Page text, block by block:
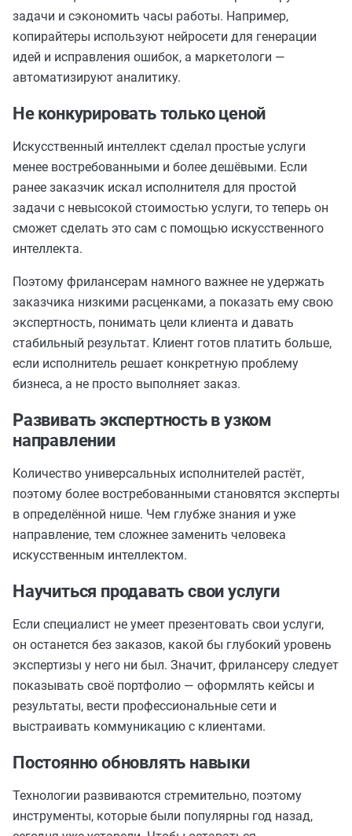
задачи и сэкономить часы работы. Например,
копирайтеры используют нейросети для генерации
идей и исправления ошибок, а маркетологи —
автоматизируют аналитику.
Не конкурировать только ценой
Искусственный интеллект сделал простые услуги
менее востребованными и более дешёвыми. Если
ранее заказчик искал исполнителя для простой
задачи с невысокой стоимостью услуги, то теперь он
сможет сделать это сам с помощью искусственного
интеллекта.
Поэтому фрилансерам намного важнее не удержать
заказчика низкими расценками, а показать ему свою
экспертность, понимать цели клиента и давать
стабильный результат. Клиент готов платить больше,
если исполнитель решает конкретную проблему
бизнеса, а не просто выполняет заказ.
Развивать экспертность в узком
направлении
Количество универсальных исполнителей растёт,
поэтому более востребованными становятся эксперты
в определённой нише. Чем глубже знания и уже
направление, тем сложнее заменить человека
искусственным интеллектом.
Научиться продавать свои услуги
Если специалист не умеет презентовать свои услуги,
он останется без заказов, какой бы глубокий уровень
экспертизы у него ни был. Значит, фрилансеру следует
показывать своё портфолио — оформлять кейсы и
результаты, вести профессиональные сети и
выстраивать коммуникацию с клиентами.
Постоянно обновлять навыки
Технологии развиваются стремительно, поэтому
инструменты, которые были популярны год назад,